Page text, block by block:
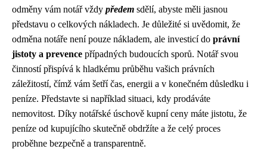
odměny vám notář vždy předem sdělí, abyste měli jasnou
představu o celkových nákladech. Je důležité si uvědomit, že
odměna notáře není pouze nákladem, ale investicí do právní
jistoty a prevence případných budoucích sporů. Notář svou
činností přispívá k hladkému průběhu vašich právních
záležitostí, čímž vám šetří čas, energii a v konečném důsledku i
peníze. Představte si například situaci, kdy prodáváte
nemovitost. Díky notářské úschově kupní ceny máte jistotu, že
peníze od kupujícího skutečně obdržíte a že celý proces
proběhne bezpečně a transparentně.